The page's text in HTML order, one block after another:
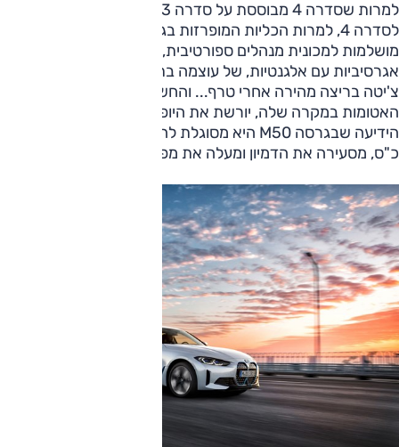
לסדרה 4, למרות הכליות המופרזות בגודלן שבחזית, פרופורציות
מושלמות למכונית מנהלים ספורטיבית, שילוב מעולה של
אגרסיביות עם אלגנטיות, של עוצמה בתנופה. היא נראית כמו
צ'יטה בריצה מהירה אחרי טרף... והחשמלית, למרות הכליות
האטומות במקרה שלה, יורשת את היופי המתפרץ של הדגם. גם
כ"ס, מסעירה את הדמיון ומעלה את מפלס החשק והציפייה.